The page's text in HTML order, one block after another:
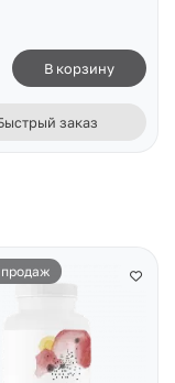
В корзину
заказ